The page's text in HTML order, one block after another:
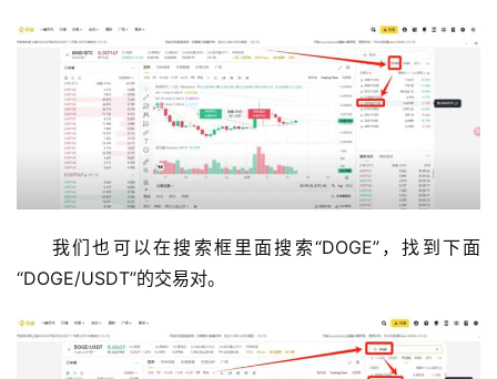
我们也可以在搜索框里面搜索“DOGE”，找到下面
“DOGE/USDT”的交易对。